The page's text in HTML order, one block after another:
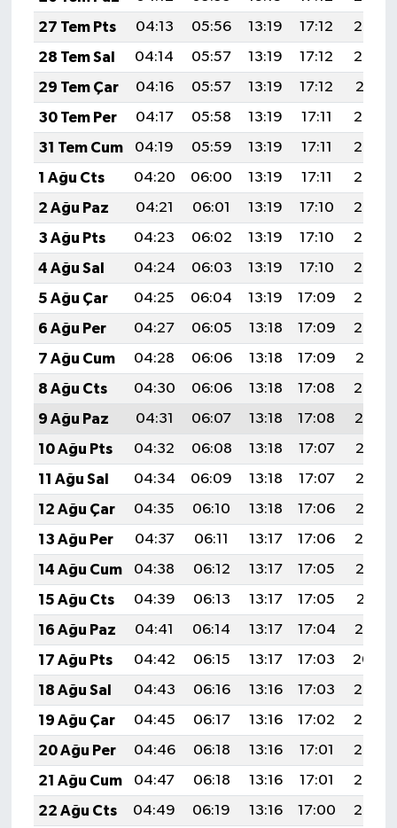
27 Tem Pts
04:13 05:56 13:19 17:12
20:33
28 Tem Sal
04:14 05:57 13:19 17:12
20:32
29 Tem Çar
04:16 05:57 13:19 17:12
20:31
30 Tem Per
04:17 05:58 13:19 17:11
20:30
31 Tem Cum
04:19 05:59 13:19 17:11
20:29
1 Ağu Cts
04:20 06:00 13:19 17:11
20:28
2 Ağu Paz
04:21 06:01 13:19 17:10
20:27
3 Ağu Pts
04:23 06:02 13:19 17:10
20:26
4 Ağu Sal
04:24 06:03 13:19 17:10
20:25
5 Ağu Çar
04:25 06:04 13:19 17:09
20:23
6 Ağu Per
04:27 06:05 13:18 17:09
20:22
7 Ağu Cum
04:28 06:06 13:18 17:09
20:21
8 Ağu Cts
04:30 06:06 13:18 17:08
20:20
9 Ağu Paz
04:31 06:07 13:18 17:08
20:19
10 Ağu Pts
04:32 06:08 13:18 17:07
20:18
11 Ağu Sal
04:34 06:09 13:18 17:07
20:16
12 Ağu Çar
04:35 06:10 13:18 17:06
20:15
13 Ağu Per
04:37 06:11 13:17 17:06
20:14
14 Ağu Cum
04:38 06:12 13:17 17:05
20:13
15 Ağu Cts
04:39 06:13 13:17 17:05
20:11
16 Ağu Paz
04:41 06:14 13:17 17:04
20:10
17 Ağu Pts
04:42 06:15 13:17 17:03
20:09
18 Ağu Sal
04:43 06:16 13:16 17:03
20:07
19 Ağu Çar
04:45 06:17 13:16 17:02
20:06
20 Ağu Per
04:46 06:18 13:16 17:01
20:05
21 Ağu Cum
04:47 06:18 13:16 17:01
20:03
22 Ağu Cts
04:49 06:19 13:16 17:00
20:02
Diyarbakır Müftülüğü
Düzce Müftülüğü
Edirne Müftülüğü
Elazığ Müftülüğü
Erzincan Müftülüğü
Erzurum Müftülüğü
Eskişehir Müftülüğü
Gaziantep Müftülüğü
Giresun Müftülüğü
Gümüşhane Müftülüğü
Hakkari Müftülüğü
Hatay Müftülüğü
Iğdır Müftülüğü
Isparta Müftülüğü
İstanbul Müftülüğü
İzmir Müftülüğü
Kahramanmaraş Müftülüğü
Karabük Müftülüğü
Karaman Müftülüğü
İhtida Haberleri
YAŞAM